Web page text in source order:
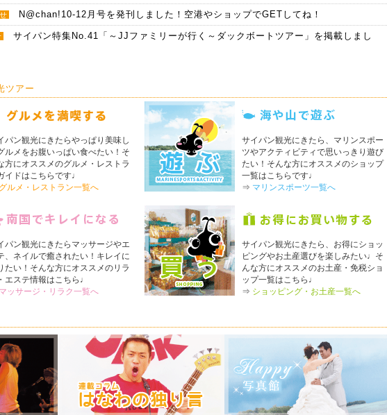
N@chan!10-12月号を発刊しました！空港やショップでGETしてね！
サイパン特集No.41「～JJファミリーが行く～ダックボートツアー」を掲載しまし
N@chan!4-6月号を発刊しました！空港やショップでGETしてね！
N@chan!1-3月号を発刊しました！空港やショップでGETしてね！
サイパン特集No.39「話題の肉屋通りを徹底調査！！」を掲載しました！
N@chan!10-12月号を発刊しました！空港やショップでGETしてね！
サイパン特集No.38「ナイトフィッシング&スターウォッチングツアー」を掲載しまし
N@chan!7-9月号を発刊しました！空港やショップでGETしてね！
サイパン特集No.37「サンセットクルージング」を掲載しました！
N@chan!4-6月号を発刊しました！空港やショップでGETしてね！
サイパン特集No.36「フライボードで空を飛ぼう！&おすすめマリンスポーツも！」を
せ N@chan!1-3月号を発刊しました！空港やショップでGETしてね！
サイパン特集No.35「サイパンのおみやげ人気No.1 NONI」を掲載しました！
N@chan!10-12月号を発刊しました！空港やショップでGETしてね！
サイパン特集No.34「ひまわりホテル」を掲載しました！
ツアー
パン観光にきたらやっぱり美味し
ルメをお腹いっぱい食べたい！そ
方にオススメのグルメ・レストラ
イドはこちらです♩
グルメ・レストラン一覧へ
サイパン観光にきたら、マリンスポー
ツやアクティビティで思いっきり遊び
たい！そんな方にオススメのショップ
一覧はこちらです♩
⇒ マリンスポーツ一覧へ
パン観光にきたらマッサージやエ
、ネイルで癒されたい！キレイに
たい！そんな方にオススメのリラ
エステ情報はこちら♩
マッサージ・リラク一覧へ
サイパン観光にきたら、お得にショッ
ピングやお土産選びを楽しみたい♩そ
んな方にオススメのお土産・免税ショ
ップ一覧はこちら♩
⇒ ショッピング・お土産一覧へ